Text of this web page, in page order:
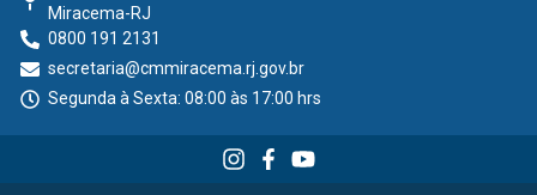
Miracema-RJ
0800 191 2131
secretaria@cmmiracema.rj.gov.br
Segunda à Sexta: 08:00 às 17:00 hrs